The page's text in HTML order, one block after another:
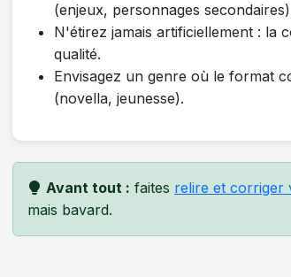
(enjeux, personnages
N'étirez jamais artificiellement : la
qualité.
Envisagez un genre où le format
(novella, jeunesse).
Avant tout : faites relire et corriger
mais bavard.